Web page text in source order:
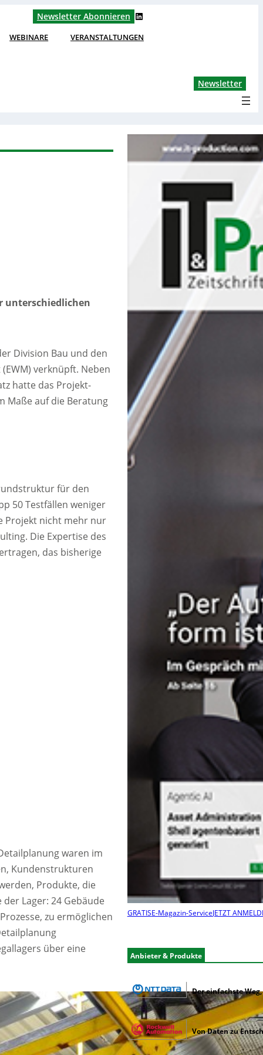
Newsletter Abonnieren LinkedIn
WEBINARE VERANSTALTUNGEN
Newsletter
unterschiedlichen
Division Bau und den
verknüpft. Neben
hatte das Projekt-
Maße auf die Beratung
für den
50 Testfällen weniger
Projekt nicht mehr nur
Die Expertise des
das bisherige
waren im
Kundenstrukturen
Produkte, die
Lager: 24 Gebäude
zu ermöglichen
über eine
GRATISE-Magazin-ServiceJETZT
Anbieter & Produkte
Der einfachste
Von Daten zu